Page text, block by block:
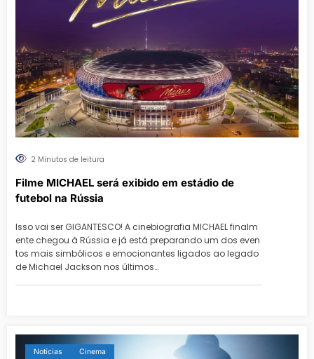
2 Minutos de leitura
Filme MICHAEL será exibido em estádio de
futebol na Rússia
Isso vai ser GIGANTESCO! A cinebiografia MICHAEL finalm
ente chegou à Rússia e já está preparando um dos even
tos mais simbólicos e emocionantes ligados ao legado
de Michael Jackson nos últimos…
Notícias Cinema